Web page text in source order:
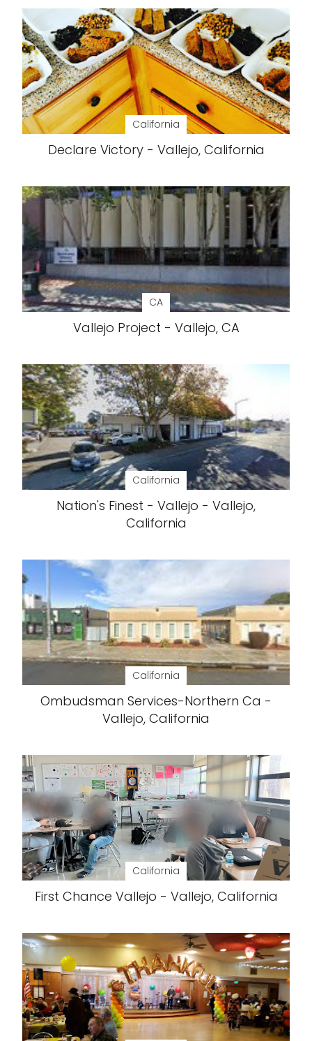
California
Declare Victory - Vallejo, California
CA
Vallejo Project - Vallejo, CA
California
Nation's Finest - Vallejo - Vallejo,
California
California
Ombudsman Services-Northern Ca -
Vallejo, California
California
First Chance Vallejo - Vallejo, California